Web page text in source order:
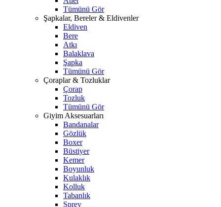
Tümünü Gör
Şapkalar, Bereler & Eldivenler
Eldiven
Bere
Atkı
Balaklava
Şapka
Tümünü Gör
Çoraplar & Tozluklar
Çorap
Tozluk
Tümünü Gör
Giyim Aksesuarları
Bandanalar
Gözlük
Boxer
Büstiyer
Kemer
Boyunluk
Kulaklık
Kolluk
Tabanlık
Sprey